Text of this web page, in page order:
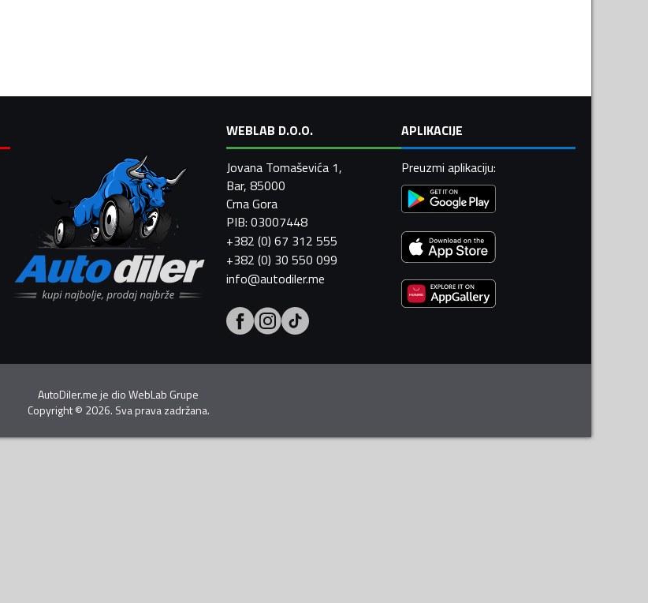
WEBLAB D.O.O.
Jovana Tomaševića 1,
Bar, 85000
Crna Gora
PIB: 03007448
+382 (0) 67 312 555
+382 (0) 30 550 099
info@autodiler.me
APLIKACIJE
Preuzmi aplikaciju:
AutoDiler.me je dioWebLab Grupe
Copyright© 2026. Sva prava zadržana.